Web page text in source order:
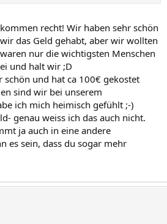
recht! Wir haben sehr schön
das Geld gehabt, aber wir wollten
nur die wichtigsten Menschen
und halt wir ;D
schön und hat ca 100€ gekostet
sind wir bei unserem
ich mich heimisch gefühlt ;-)
genau weiss ich das auch nicht.
ja auch in eine andere
es sein, dass du sogar mehr